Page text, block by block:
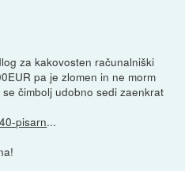
za kakovosten računalniški
pa je zlomen in ne morm
čimbolj udobno sedi zaenkrat
pisarn...